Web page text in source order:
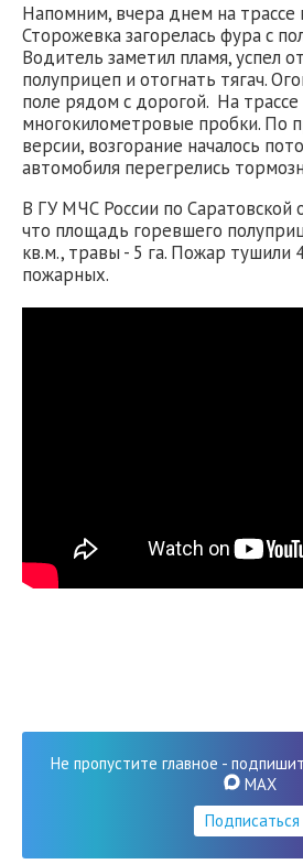
Напомним, вчера днем на трассе
Сторожевка загорелась фура с
Водитель заметил пламя, успел
полуприцеп и отогнать тягач.
поле рядом с дорогой. На трассе
многокилометровые пробки. По
версии, возгорание началось
автомобиля перегрелись
В ГУ МЧС России по Саратовской
что площадь горевшего
кв.м., травы - 5 га. Пожар тушили
пожарных.
Не пропустите главное -
MAX
Подписаться